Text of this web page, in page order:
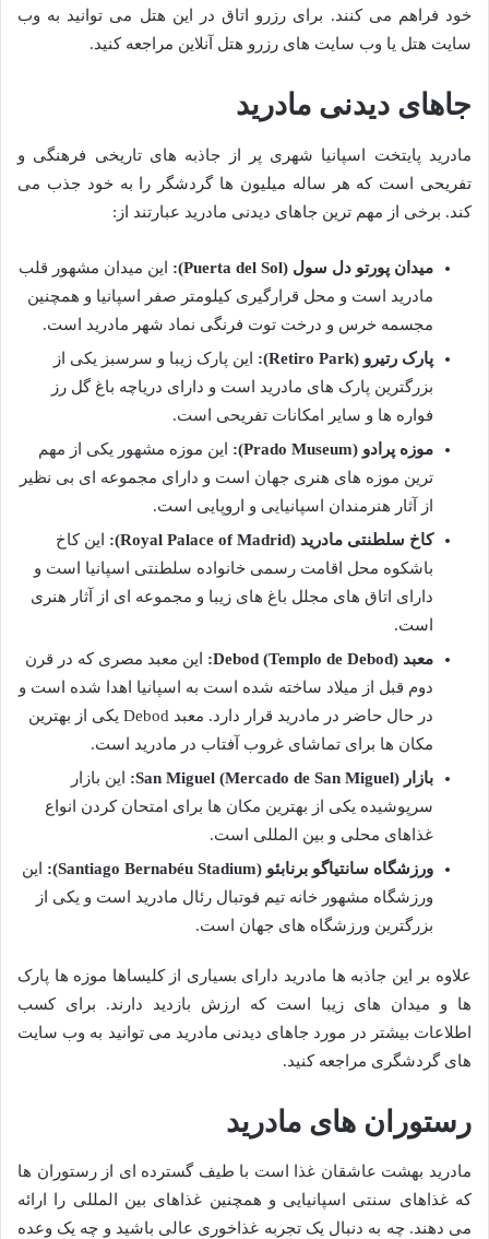
خود فراهم می کنند. برای رزرو اتاق در این هتل می توانید به وب
سایت هتل یا وب سایت های رزرو هتل آنلاین مراجعه کنید.
جاهای دیدنی مادرید
مادرید پایتخت اسپانیا شهری پر از جاذبه های تاریخی فرهنگی و
تفریحی است که هر ساله میلیون ها گردشگر را به خود جذب می
کند. برخی از مهم ترین جاهای دیدنی مادرید عبارتند از:
میدان پورتو دل سول (Puerta del Sol):
این میدان مشهور قلب
مادرید است و محل قرارگیری کیلومتر صفر اسپانیا و همچنین
مجسمه خرس و درخت توت فرنگی نماد شهر مادرید است.
پارک رتیرو (Retiro Park):
این پارک زیبا و سرسبز یکی از
بزرگترین پارک های مادرید است و دارای دریاچه باغ گل رز
فواره ها و سایر امکانات تفریحی است.
موزه پرادو (Prado Museum):
این موزه مشهور یکی از مهم
ترین موزه های هنری جهان است و دارای مجموعه ای بی نظیر
از آثار هنرمندان اسپانیایی و اروپایی است.
کاخ سلطنتی مادرید (Royal Palace of Madrid):
این کاخ
باشکوه محل اقامت رسمی خانواده سلطنتی اسپانیا است و
دارای اتاق های مجلل باغ های زیبا و مجموعه ای از آثار هنری
است.
معبد Debod (Templo de Debod):
این معبد مصری که در قرن
دوم قبل از میلاد ساخته شده است به اسپانیا اهدا شده است و
در حال حاضر در مادرید قرار دارد. معبد Debod یکی از بهترین
مکان ها برای تماشای غروب آفتاب در مادرید است.
بازار San Miguel (Mercado de San Miguel):
این بازار
سرپوشیده یکی از بهترین مکان ها برای امتحان کردن انواع
غذاهای محلی و بین المللی است.
ورزشگاه سانتیاگو برنابئو (Santiago Bernabéu Stadium):
این
ورزشگاه مشهور خانه تیم فوتبال رئال مادرید است و یکی از
بزرگترین ورزشگاه های جهان است.
علاوه بر این جاذبه ها مادرید دارای بسیاری از کلیساها موزه ها پارک
ها و میدان های زیبا است که ارزش بازدید دارند. برای کسب
اطلاعات بیشتر در مورد جاهای دیدنی مادرید می توانید به وب سایت
های گردشگری مراجعه کنید.
رستوران های مادرید
مادرید بهشت ​​عاشقان غذا است با طیف گسترده ای از رستوران ها
که غذاهای سنتی اسپانیایی و همچنین غذاهای بین المللی را ارائه
می دهند. چه به دنبال یک تجربه غذاخوری عالی باشید و چه یک وعده